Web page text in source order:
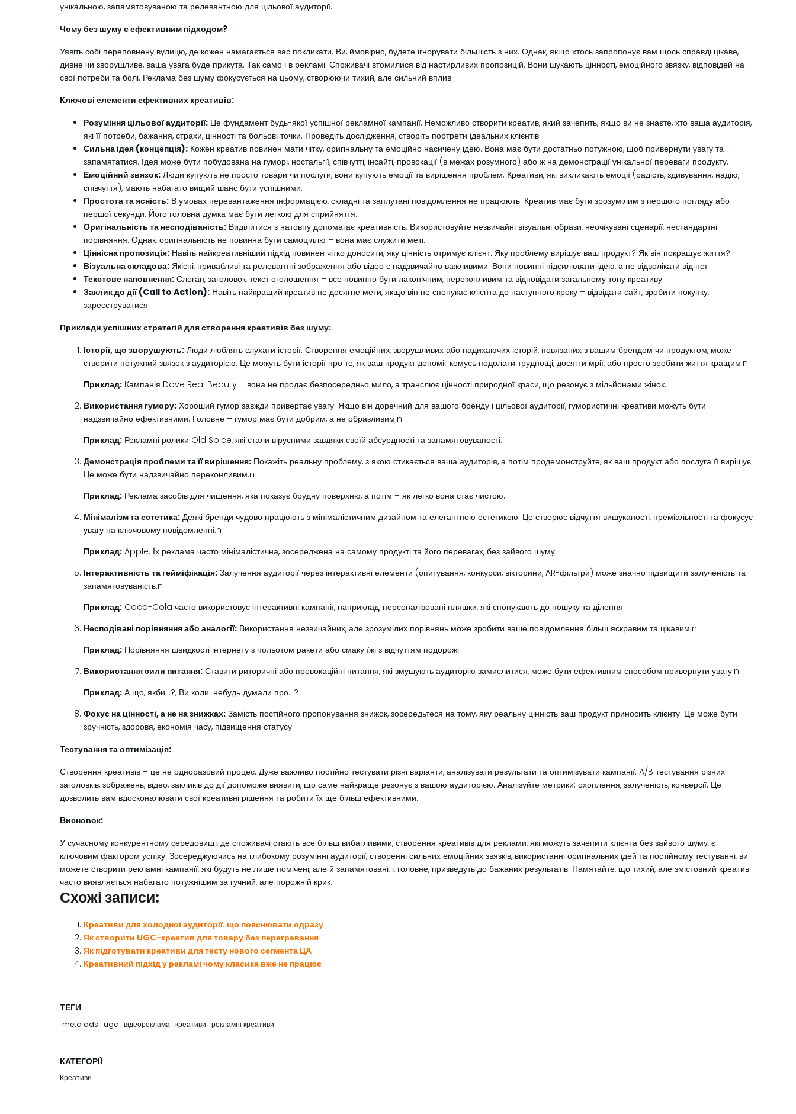
унікальною, запамятовуваною та релевантною для цільової аудиторії.
Чому без шуму є ефективним підходом?
Уявіть собі переповнену вулицю, де кожен намагається вас покликати. Ви, ймовірно, будете ігнорувати більшість з них. Однак, якщо хтось запропонує вам щось справді цікаве,
дивне чи зворушливе, ваша увага буде прикута. Так само і в рекламі. Споживачі втомилися від настирливих пропозицій. Вони шукають цінності, емоційного звязку, відповідей на
свої потреби та болі. Реклама без шуму фокусується на цьому, створюючи тихий, але сильний вплив.
Ключові елементи ефективних креативів:
Розуміння цільової аудиторії: Це фундамент будь-якої успішної рекламної кампанії. Неможливо створити креатив, який зачепить, якщо ви не знаєте, хто ваша аудиторія,
які її потреби, бажання, страхи, цінності та больові точки. Проведіть дослідження, створіть портрети ідеальних клієнтів.
Сильна ідея (концепція): Кожен креатив повинен мати чітку, оригінальну та емоційно насичену ідею. Вона має бути достатньо потужною, щоб привернути увагу та
запамятатися. Ідея може бути побудована на гуморі, ностальгії, співчутті, інсайті, провокації (в межах розумного) або ж на демонстрації унікальної переваги продукту.
Емоційний звязок: Люди купують не просто товари чи послуги, вони купують емоції та вирішення проблем. Креативи, які викликають емоції (радість, здивування, надію,
співчуття), мають набагато вищий шанс бути успішними.
Простота та ясність: В умовах перевантаження інформацією, складні та заплутані повідомлення не працюють. Креатив має бути зрозумілим з першого погляду або
першої секунди. Його головна думка має бути легкою для сприйняття.
Оригінальність та несподіваність: Виділитися з натовпу допомагає креативність. Використовуйте незвичайні візуальні образи, неочікувані сценарії, нестандартні
порівняння. Однак, оригінальність не повинна бути самоціллю – вона має служити меті.
Ціннісна пропозиція: Навіть найкреативніший підхід повинен чітко доносити, яку цінність отримує клієнт. Яку проблему вирішує ваш продукт? Як він покращує життя?
Візуальна складова: Якісні, привабливі та релевантні зображення або відео є надзвичайно важливими. Вони повинні підсилювати ідею, а не відволікати від неї.
Текстове наповнення: Слоган, заголовок, текст оголошення – все повинно бути лаконічним, переконливим та відповідати загальному тону креативу.
Заклик до дії (Call to Action): Навіть найкращий креатив не досягне мети, якщо він не спонукає клієнта до наступного кроку – відвідати сайт, зробити покупку,
зареєструватися.
Приклади успішних стратегій для створення креативів без шуму:
Історії, що зворушують: Люди люблять слухати історії. Створення емоційних, зворушливих або надихаючих історій, повязаних з вашим брендом чи продуктом, може
створити потужний звязок з аудиторією. Це можуть бути історії про те, як ваш продукт допоміг комусь подолати труднощі, досягти мрії, або просто зробити життя кращим.n
Приклад: Кампанія Dove Real Beauty – вона не продає безпосередньо мило, а транслює цінності природної краси, що резонує з мільйонами жінок.
Використання гумору: Хороший гумор завжди привертає увагу. Якщо він доречний для вашого бренду і цільової аудиторії, гумористичні креативи можуть бути
надзвичайно ефективними. Головне – гумор має бути добрим, а не образливим.n
Приклад: Рекламні ролики Old Spice, які стали вірусними завдяки своїй абсурдності та запамятовуваності.
Демонстрація проблеми та її вирішення: Покажіть реальну проблему, з якою стикається ваша аудиторія, а потім продемонструйте, як ваш продукт або послуга її вирішує.
Це може бути надзвичайно переконливим.n
Приклад: Реклама засобів для чищення, яка показує брудну поверхню, а потім – як легко вона стає чистою.
Мінімалізм та естетика: Деякі бренди чудово працюють з мінімалістичним дизайном та елегантною естетикою. Це створює відчуття вишуканості, преміальності та фокусує
увагу на ключовому повідомленні.n
Приклад: Apple. Їх реклама часто мінімалістична, зосереджена на самому продукті та його перевагах, без зайвого шуму.
Інтерактивність та гейміфікація: Залучення аудиторії через інтерактивні елементи (опитування, конкурси, вікторини, AR-фільтри) може значно підвищити залученість та
запамятовуваність.n
Приклад: Coca-Cola часто використовує інтерактивні кампанії, наприклад, персоналізовані пляшки, які спонукають до пошуку та ділення.
Несподівані порівняння або аналогії: Використання незвичайних, але зрозумілих порівнянь може зробити ваше повідомлення більш яскравим та цікавим.n
Приклад: Порівняння швидкості інтернету з польотом ракети або смаку їжі з відчуттям подорожі.
Використання сили питання: Ставити риторичні або провокаційні питання, які змушують аудиторію замислитися, може бути ефективним способом привернути увагу.n
Приклад: А що, якби…?, Ви коли-небудь думали про…?
Фокус на цінності, а не на знижках: Замість постійного пропонування знижок, зосередьтеся на тому, яку реальну цінність ваш продукт приносить клієнту. Це може бути
зручність, здоровя, економія часу, підвищення статусу.
Тестування та оптимізація:
Створення креативів – це не одноразовий процес. Дуже важливо постійно тестувати різні варіанти, аналізувати результати та оптимізувати кампанії. A/B тестування різних
заголовків, зображень, відео, закликів до дії допоможе виявити, що саме найкраще резонує з вашою аудиторією. Аналізуйте метрики: охоплення, залученість, конверсії. Це
дозволить вам вдосконалювати свої креативні рішення та робити їх ще більш ефективними.
Висновок:
У сучасному конкурентному середовищі, де споживачі стають все більш вибагливими, створення креативів для реклами, які можуть зачепити клієнта без зайвого шуму, є
ключовим фактором успіху. Зосереджуючись на глибокому розумінні аудиторії, створенні сильних емоційних звязків, використанні оригінальних ідей та постійному тестуванні, ви
можете створити рекламні кампанії, які будуть не лише помічені, але й запамятовані, і, головне, призведуть до бажаних результатів. Памятайте, що тихий, але змістовний креатив
часто виявляється набагато потужнішим за гучний, але порожній крик.
Схожі записи:
Креативи для холодної аудиторії: що пояснювати одразу
Як створити UGC-креатив для товару без перегравання
Як підготувати креативи для тесту нового сегмента ЦА
Креативний підхід у рекламі чому класика вже не працює
ТЕГИ
meta ads ugc відеореклама креативи рекламні креативи
КАТЕГОРІЇ
Креативи